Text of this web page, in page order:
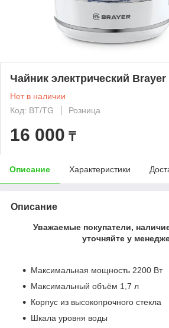
Чайник электрический Brayer
Нет в наличии
Код: BT/TG
Розница
16 000 ₸
Описание Характеристики
Описание
Уважаемые покупатели,
уточняйте у
Максимальная мощность 2200 Вт
Максимальный объём 1,7 л
Корпус из высокопрочного стекла
Шкала уровня воды